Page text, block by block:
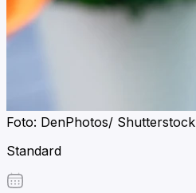
Foto: DenPhotos/ Shutterstock
Standard